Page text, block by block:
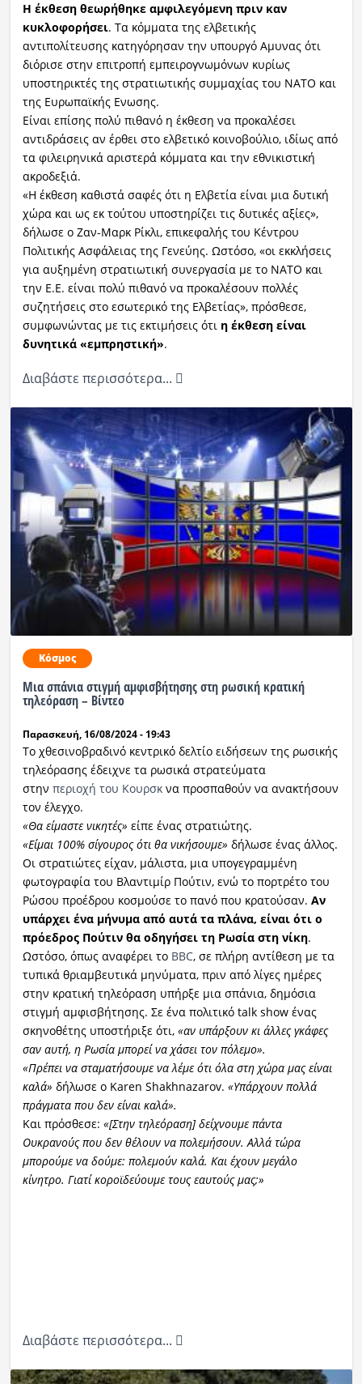
Η έκθεση θεωρήθηκε αμφιλεγόμενη πριν καν
κυκλοφορήσει. Τα κόμματα της ελβετικής
αντιπολίτευσης κατηγόρησαν την υπουργό Αμυνας ότι
διόρισε στην επιτροπή εμπειρογνωμόνων κυρίως
υποστηρικτές της στρατιωτικής συμμαχίας του ΝΑΤΟ και
της Ευρωπαϊκής Ενωσης.
Είναι επίσης πολύ πιθανό η έκθεση να προκαλέσει
αντιδράσεις αν έρθει στο ελβετικό κοινοβούλιο, ιδίως από
τα φιλειρηνικά αριστερά κόμματα και την εθνικιστική
ακροδεξιά.
«Η έκθεση καθιστά σαφές ότι η Ελβετία είναι μια δυτική
χώρα και ως εκ τούτου υποστηρίζει τις δυτικές αξίες»,
δήλωσε ο Ζαν-Μαρκ Ρίκλι, επικεφαλής του Κέντρου
Πολιτικής Ασφάλειας της Γενεύης. Ωστόσο, «οι εκκλήσεις
για αυξημένη στρατιωτική συνεργασία με το ΝΑΤΟ και
την Ε.Ε. είναι πολύ πιθανό να προκαλέσουν πολλές
συζητήσεις στο εσωτερικό της Ελβετίας», πρόσθεσε,
συμφωνώντας με τις εκτιμήσεις ότι η έκθεση είναι
δυνητικά «εμπρηστική».
Διαβάστε περισσότερα...
Κόσμος
Μια σπάνια στιγμή αμφισβήτησης στη ρωσική κρατική
τηλεόραση – Βίντεο
Παρασκευή, 16/08/2024 - 19:43
Το χθεσινοβραδινό κεντρικό δελτίο ειδήσεων της ρωσικής
τηλεόρασης έδειχνε τα ρωσικά στρατεύματα
στην περιοχή του Κουρσκνα προσπαθούν να ανακτήσουν
τον έλεγχο.
«Θα είμαστε νικητές» είπε ένας στρατιώτης.
«Είμαι 100% σίγουρος ότι θα νικήσουμε» δήλωσε ένας άλλος.
Οι στρατιώτες είχαν, μάλιστα, μια υπογεγραμμένη
φωτογραφία του Βλαντιμίρ Πούτιν, ενώ το πορτρέτο του
Ρώσου προέδρου κοσμούσε το πανό που κρατούσαν. Αν
υπάρχει ένα μήνυμα από αυτά τα πλάνα, είναι ότι ο
πρόεδρος Πούτιν θα οδηγήσει τη Ρωσία στη νίκη.
Ωστόσο, όπως αναφέρει το BBC, σε πλήρη αντίθεση με τα
τυπικά θριαμβευτικά μηνύματα, πριν από λίγες ημέρες
στην κρατική τηλεόραση υπήρξε μια σπάνια, δημόσια
στιγμή αμφισβήτησης. Σε ένα πολιτικό talk show ένας
σκηνοθέτης υποστήριξε ότι,«αν υπάρξουν κι άλλες γκάφες
σαν αυτή, η Ρωσία μπορεί να χάσει τον πόλεμο».
«Πρέπει να σταματήσουμε να λέμε ότι όλα στη χώρα μας είναι
καλά» δήλωσε ο Karen Shakhnazarov. «Υπάρχουν πολλά
πράγματα που δεν είναι καλά».
Και πρόσθεσε: «[Στην τηλεόραση] δείχνουμε πάντα
Ουκρανούς που δεν θέλουν να πολεμήσουν. Αλλά τώρα
μπορούμε να δούμε: πολεμούν καλά. Και έχουν μεγάλο
κίνητρο. Γιατί κοροϊδεύουμε τους εαυτούς μας;»
Διαβάστε περισσότερα...